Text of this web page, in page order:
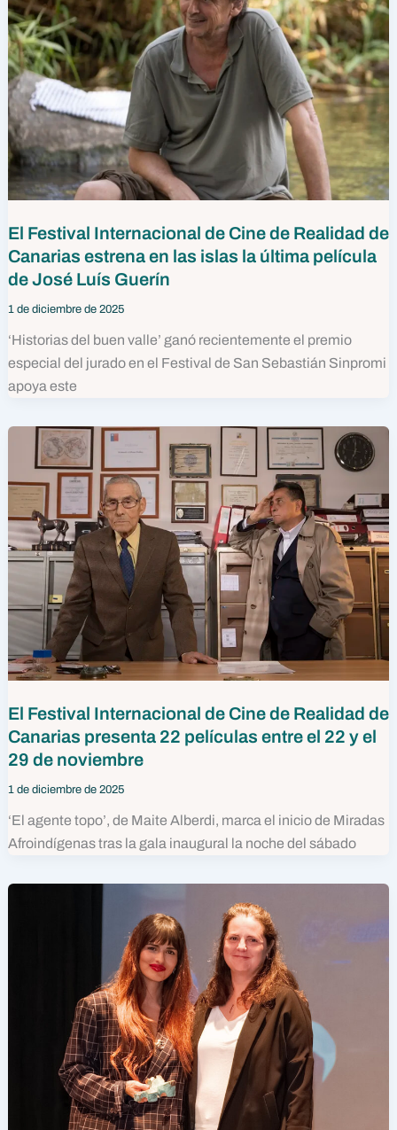
El Festival Internacional de Cine de Realidad de
Canarias estrena en las islas la última película
de José Luís Guerín
1 de diciembre de 2025
‘Historias del buen valle’ ganó recientemente el premio
especial del jurado en el Festival de San Sebastián Sinpromi
apoya este
El Festival Internacional de Cine de Realidad de
Canarias presenta 22 películas entre el 22 y el
29 de noviembre
1 de diciembre de 2025
‘El agente topo’, de Maite Alberdi, marca el inicio de Miradas
Afroindígenas tras la gala inaugural la noche del sábado